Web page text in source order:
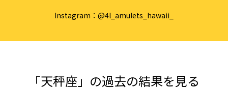
Instagram： @4l_amulets_hawaii_
「天秤座」の過去の結果を見る